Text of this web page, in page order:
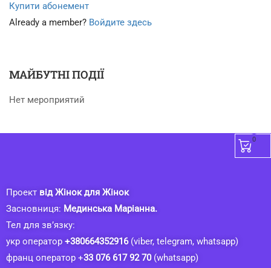
Купити абонемент
Already a member? Войдите здесь
МАЙБУТНІ ПОДІЇ
Нет мероприятий
Проект від Жінок для Жінок
Засновниця: Мединська Маріанна.
Тел для зв’язку:
укр оператор +380664352916(viber, telegram, whatsapp)
франц оператор +33 076 617 92 70(whatsapp)
0